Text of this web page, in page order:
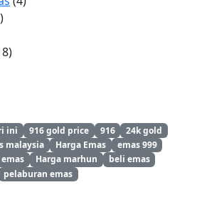
ini 916 gold price 916
24k gold
malaysia Harga Emas
emas 999
Harga marhun
beli emas
pelaburan emas